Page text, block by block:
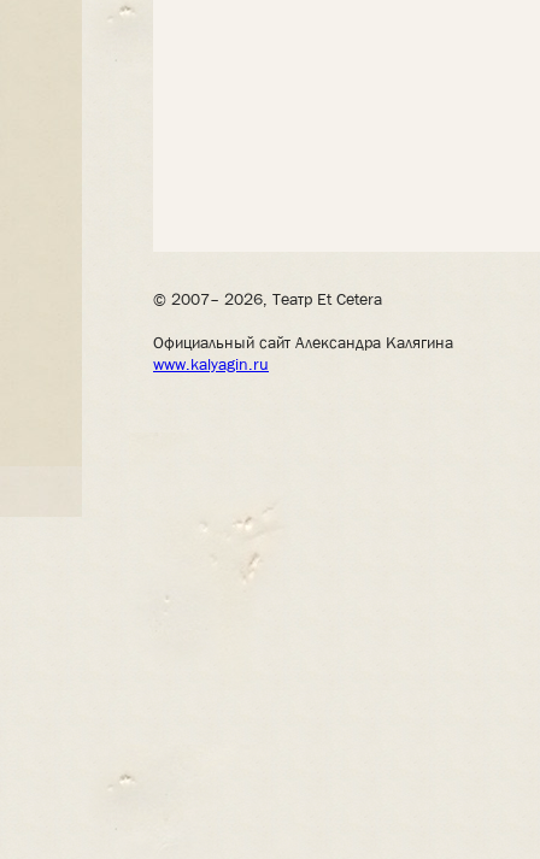
© 2007– 2026, Театр Et Cetera
Официальный сайт Александра Калягина
www.kalyagin.ru